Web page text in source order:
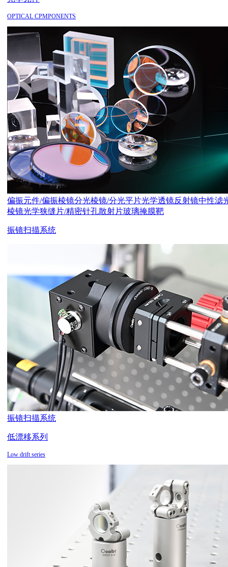
OPTICAL CPMPONENTS
偏振元件/偏振棱镜分光棱镜/分光平片光学透镜反射镜中性滤
棱镜光学狭缝片/精密针孔散射片玻璃掩膜靶
振镜扫描系统
振镜扫描系统
低漂移系列
Low drift series